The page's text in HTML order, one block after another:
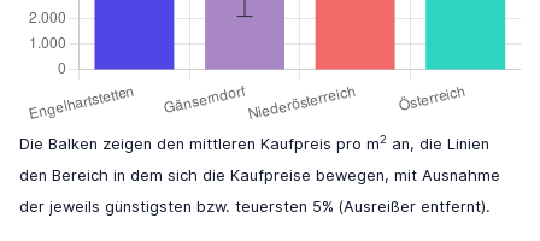
Die Balken zeigen den mittleren Kaufpreis pro m2 an, die Linien
den Bereich in dem sich die Kaufpreise bewegen, mit Ausnahme
der jeweils günstigsten bzw. teuersten 5% (Ausreißer entfernt).